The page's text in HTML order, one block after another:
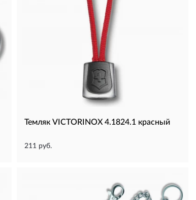
Темляк VICTORINOX 4.1824.1 красный
211 руб.